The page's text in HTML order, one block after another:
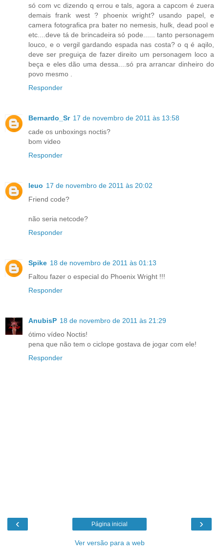
só com vc dizendo q errou e tals, agora a capcom é zuera
demais frank west ? phoenix wright? usando papel, e
camera fotografica pra bater no nemesis, hulk, dead pool e
etc....deve tá de brincadeira só pode...... tanto personagem
louco, e o vergil gardando espada nas costa? o q é aqilo,
deve ser preguiça de fazer direito um personagem loco a
beça e eles dão uma dessa....só pra arrancar dinheiro do
povo mesmo .
Responder
Bernardo_Sr 17 de novembro de 2011 às 13:58
cade os unboxings noctis?
bom video
Responder
leuo 17 de novembro de 2011 às 20:02
Friend code?
não seria netcode?
Responder
Spike 18 de novembro de 2011 às 01:13
Faltou fazer o especial do Phoenix Wright !!!
Responder
AnubisP 18 de novembro de 2011 às 21:29
ótimo vídeo Noctis!
pena que não tem o ciclope gostava de jogar com ele!
Responder
‹ ›
Página inicial
Ver versão para a web